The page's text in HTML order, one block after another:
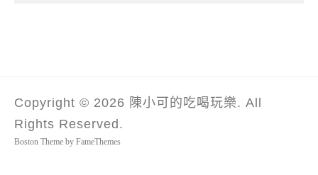
Copyright © 2026 陳小可的吃喝玩樂. All
Rights Reserved.
Boston Theme by FameThemes